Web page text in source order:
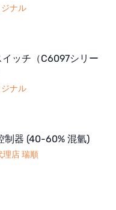
ナル
ッチ（C6097シリー
ナル
制器 (40-60% 混氫)
理店 瑞順